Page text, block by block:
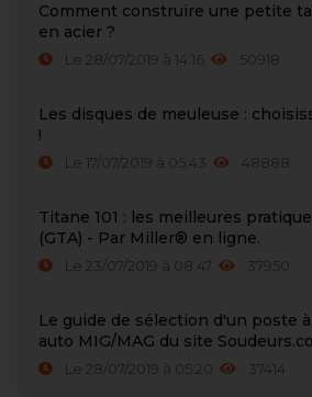
Comment construire une petite
en acier ?
Le 28/07/2019 à 14:16 50918
Les disques de meuleuse :
!
Le 17/07/2019 à 05:43 48888
Titane 101 : les meilleures
(GTA) - Par Miller® en ligne.
Le 23/07/2019 à 08:47 37950
Le guide de sélection d'un poste
auto MIG/MAG du site
Le 28/07/2019 à 05:20 37414